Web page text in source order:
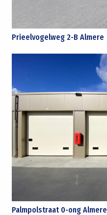
Prieelvogelweg 2-B Almere
Palmpolstraat 0-ong Almere